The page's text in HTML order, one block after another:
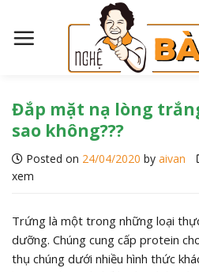
Đắp mặt nạ lòng
sao không???
Posted on 24/04/2020 by aivan
xem
Trứng là một trong những loại
dưỡng. Chúng cung cấp protein
thụ chúng dưới nhiều hình thức